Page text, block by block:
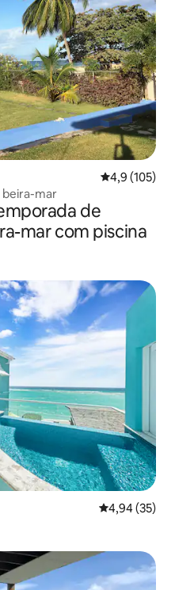
4,9 de uma
4,9 (105)
beira-mar
de
mar com piscina
4,94 de uma
4,94 (35)
hóspedes